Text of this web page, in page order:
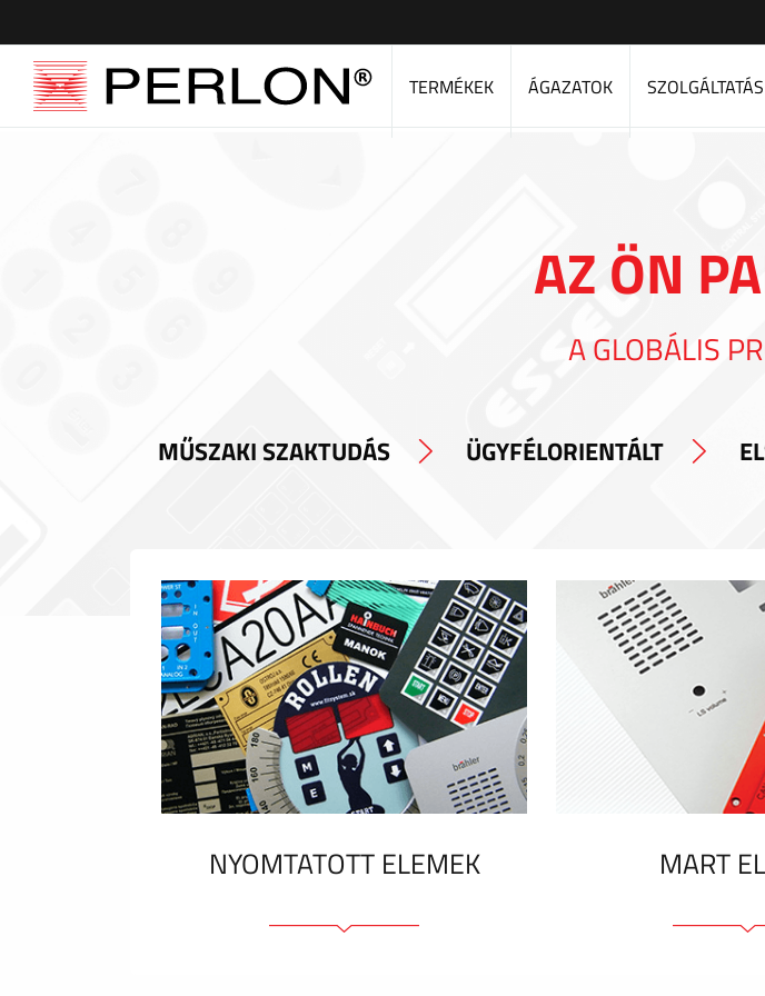
TERMÉKEK ÁGAZATOK SZOLGÁLTATÁS
AZ ÖN
A GLOBÁLIS
MŰSZAKI SZAKTUDÁS ÜGYFÉLORIENTÁLT
NYOMTATOTT ELEMEK MART